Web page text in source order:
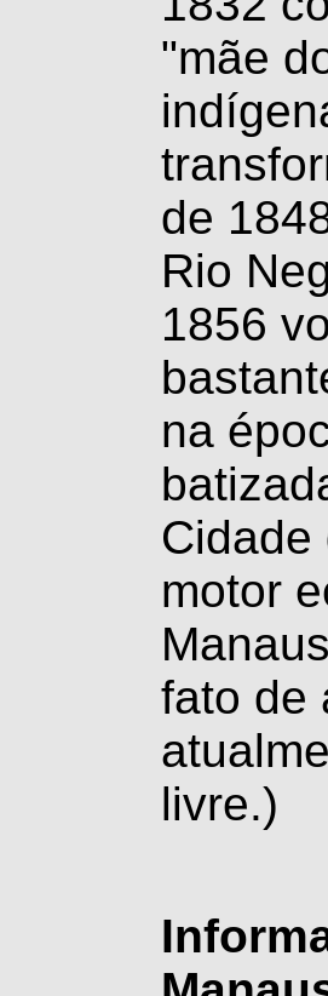
"mãe
de
Rio
1856
na
Cidade
motor
fato de
livre.)